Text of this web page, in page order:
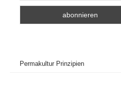
Permakultur Prinzipien